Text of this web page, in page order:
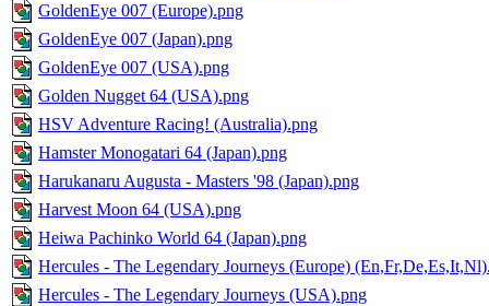
GoldenEye 007 (Europe).png
GoldenEye 007 (Japan).png
GoldenEye 007 (USA).png
Golden Nugget 64 (USA).png
HSV Adventure Racing! (Australia).png
Hamster Monogatari 64 (Japan).png
Harukanaru Augusta - Masters '98 (Japan).png
Harvest Moon 64 (USA).png
Heiwa Pachinko World 64 (Japan).png
Hercules - The Legendary Journeys (Europe)
Hercules - The Legendary Journeys (USA).png